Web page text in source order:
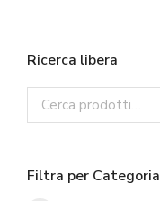
Ricerca libera
Filtra per Categoria